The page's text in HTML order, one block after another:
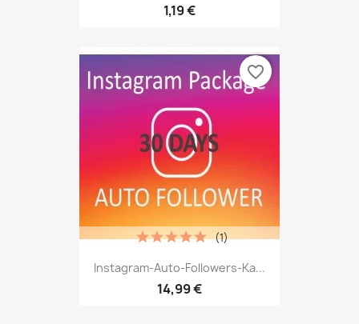
1,19 €
Instagram-Auto-Followers-Ka...
14,99 €
(1)
favorite_border